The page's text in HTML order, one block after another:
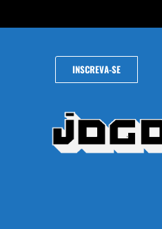
INSCREVA-SE